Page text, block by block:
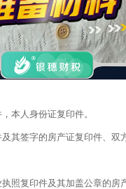
本人身份证复印件。
其签字的房产证复印件、双
照复印件及其加盖公章的房